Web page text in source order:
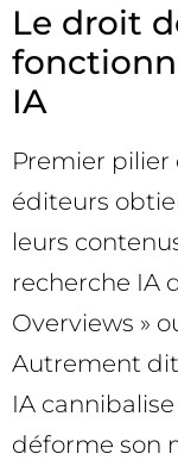
Le droit
IA
Premier pilier
éditeurs
leurs
recherche IA
Overviews »
Autrement
IA
déforme son